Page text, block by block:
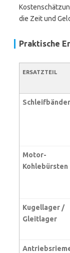
die Zeit und
Praktische
ERSATZTEIL
Schleifbänder
Motor-
Kohlebürsten
Kugellager /
Gleitlager